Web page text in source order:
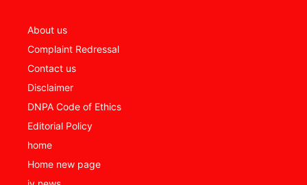
About us
Complaint Redressal
Contact us
Disclaimer
DNPA Code of Ethics
Editorial Policy
home
Home new page